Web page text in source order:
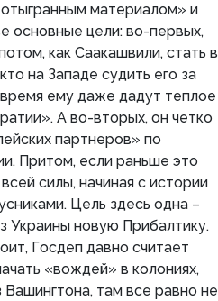
материалом» и
основные цели: во-первых,
как Саакашвили, стать в
на Западе судить его за
ему даже дадут теплое
А во-вторых, он четко
партнеров» по
Притом, если раньше это
силы, начиная с истории
Цель здесь одна –
Украины новую Прибалтику.
Госдеп давно считает
«вождей» в колониях,
там все равно не